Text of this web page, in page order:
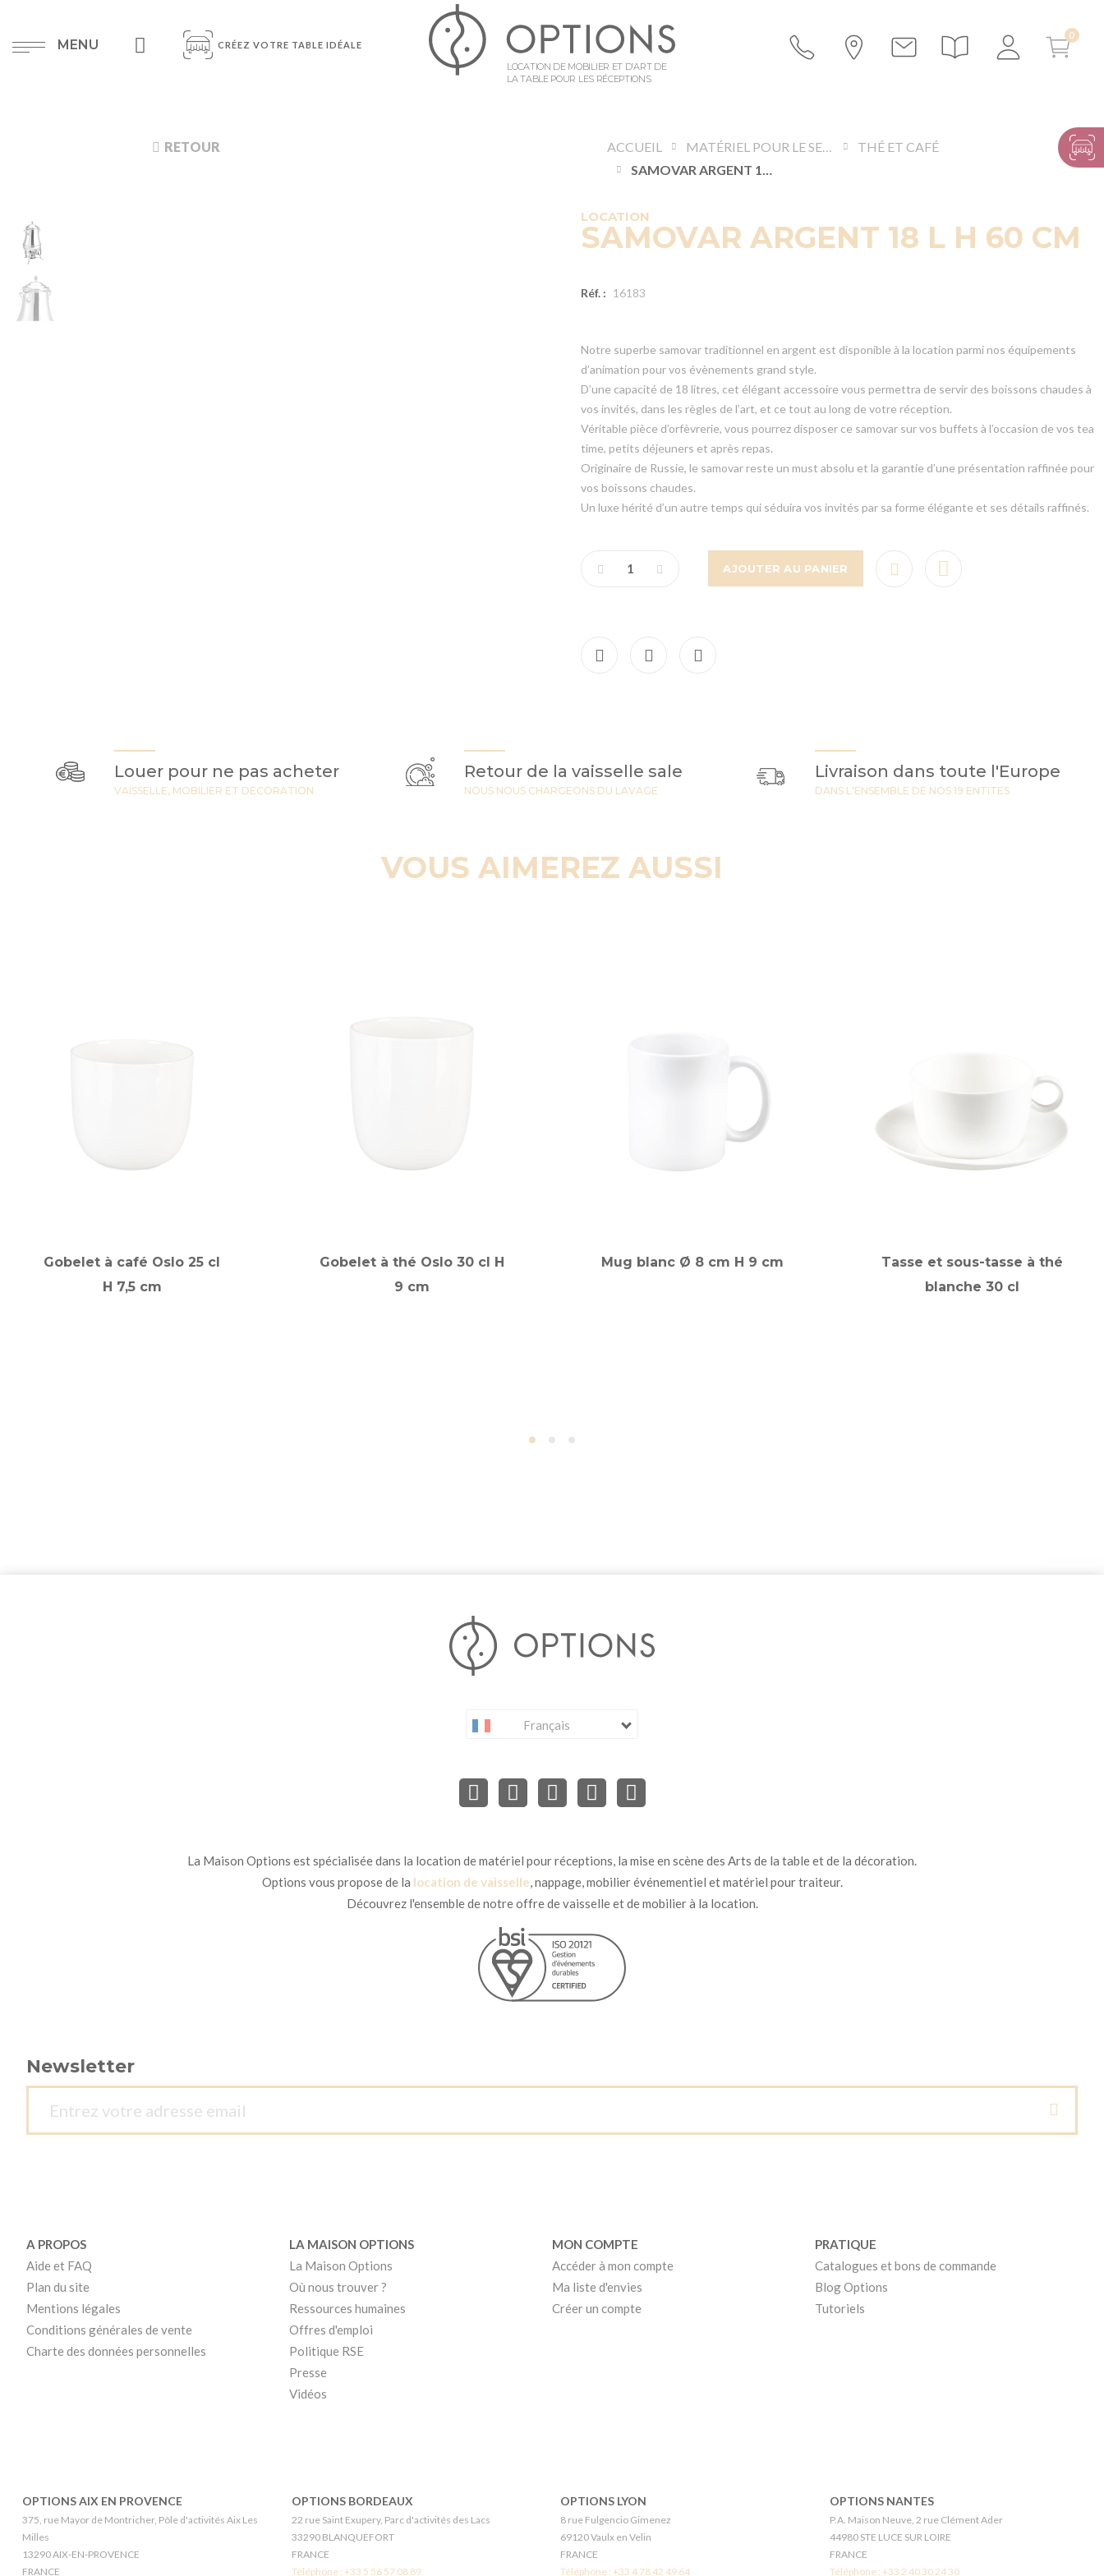
MENU CRÉEZ VOTRE TABLE IDÉALE
LOCATION DE MOBILIER ET D’ART DE
LA TABLE POUR LES RÉCEPTIONS
RETOUR ACCUEIL MATÉRIEL POUR LE SERVICE
THÉ ET CAFÉ
SAMOVAR ARGENT 18 L H 60 CM
LOCATION
SAMOVAR ARGENT 18 L H 60 CM
Réf. : 16183
Notre superbe samovar traditionnel en argent est disponible à la location parmi nos équipements
d’animation pour vos évènements grand style.
D’une capacité de 18 litres, cet élégant accessoire vous permettra de servir des boissons chaudes à
vos invités, dans les règles de l’art, et ce tout au long de votre réception.
Véritable pièce d’orfèvrerie, vous pourrez disposer ce samovar sur vos buffets à l’occasion de vos tea
time, petits déjeuners et après repas.
Originaire de Russie, le samovar reste un must absolu et la garantie d’une présentation raffinée pour
vos boissons chaudes.
Un luxe hérité d’un autre temps qui séduira vos invités par sa forme élégante et ses détails raffinés.
AJOUTER AU PANIER
Louer pour ne pas acheter
VAISSELLE, MOBILIER ET DECORATION
Retour de la vaisselle sale
NOUS NOUS CHARGEONS DU LAVAGE
Livraison dans toute l'Europe
DANS L'ENSEMBLE DE NOS 19 ENTITES
VOUS AIMEREZ AUSSI
Gobelet à café Oslo 25 cl
H 7,5 cm
Gobelet à thé Oslo 30 cl H
9 cm
Mug blanc Ø 8 cm H 9 cm
Tasse et sous-tasse à thé
blanche 30 cl
Français
La Maison Options est spécialisée dans la location de matériel pour réceptions, la mise en scène des Arts de la table et de la décoration.
Options vous propose de la location de vaisselle, nappage, mobilier événementiel et matériel pour traiteur.
Découvrez l'ensemble de notre offre de vaisselle et de mobilier à la location.
Newsletter
A PROPOS
Aide et FAQ
Plan du site
Mentions légales
Conditions générales de vente
Charte des données personnelles
LA MAISON OPTIONS
La Maison Options
Où nous trouver ?
Ressources humaines
Offres d'emploi
Politique RSE
Presse
Vidéos
MON COMPTE
Accéder à mon compte
Ma liste d'envies
Créer un compte
PRATIQUE
Catalogues et bons de commande
Blog Options
Tutoriels
OPTIONS AIX EN PROVENCE
375, rue Mayor de Montricher, Pôle d'activités Aix Les
Milles
13290 AIX-EN-PROVENCE
FRANCE
OPTIONS BORDEAUX
22 rue Saint Exupery, Parc d'activités des Lacs
33290 BLANQUEFORT
FRANCE
Téléphone : +33 5 56 57 08 89
OPTIONS LYON
8 rue Fulgencio Gimenez
69120 Vaulx en Velin
FRANCE
Téléphone : +33 4 78 42 49 64
OPTIONS NANTES
P.A. Maison Neuve, 2 rue Clément Ader
44980 STE LUCE SUR LOIRE
FRANCE
Téléphone : +33 2 40 30 24 30